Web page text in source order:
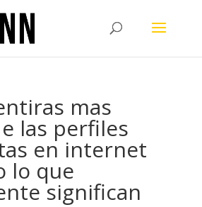
mas
las perfiles
en internet
lo que
significan